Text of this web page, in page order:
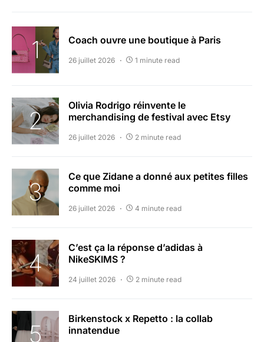
Coach ouvre une boutique à Paris
26 juillet 2026 1 minute read
Olivia Rodrigo réinvente le
merchandising de festival avec Etsy
26 juillet 2026 2 minute read
Ce que Zidane a donné aux petites filles
comme moi
26 juillet 2026 4 minute read
C’est ça la réponse d’adidas à
NikeSKIMS ?
24 juillet 2026 2 minute read
Birkenstock x Repetto : la collab
innatendue